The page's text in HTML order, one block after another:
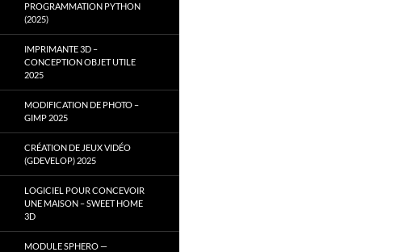
PROGRAMMATION PYTHON
(2025)
IMPRIMANTE 3D –
CONCEPTION OBJET UTILE
2025
MODIFICATION DE PHOTO –
GIMP 2025
CRÉATION DE JEUX VIDÉO
(GDEVELOP) 2025
LOGICIEL POUR CONCEVOIR
UNE MAISON – SWEET HOME
3D
MODULE SPHERO —